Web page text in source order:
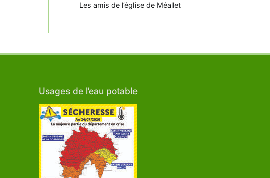
Les amis de l’église de Méallet
Usages de l’eau potable